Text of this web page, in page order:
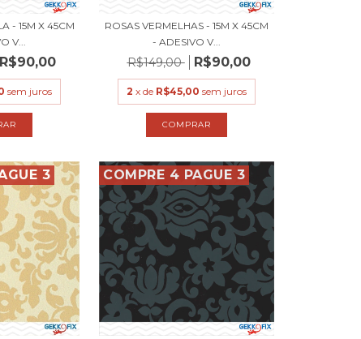
- 15M X 45CM
V...
R$90,00
sem juros
ROSAS VERMELHAS - 15M X 45CM
- ADESIVO V...
R$149,00 R$90,00
2 x de R$45,00 sem juros
3 COMPRE 4 PAGUE 3